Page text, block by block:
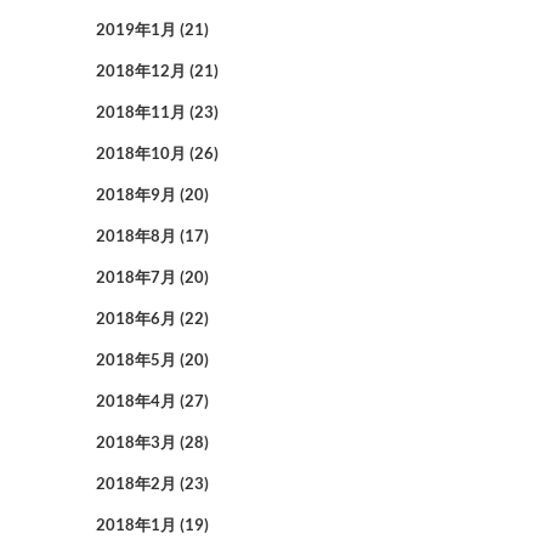
2019年1月 (21)
2018年12月 (21)
2018年11月 (23)
2018年10月 (26)
2018年9月 (20)
2018年8月 (17)
2018年7月 (20)
2018年6月 (22)
2018年5月 (20)
2018年4月 (27)
2018年3月 (28)
2018年2月 (23)
2018年1月 (19)